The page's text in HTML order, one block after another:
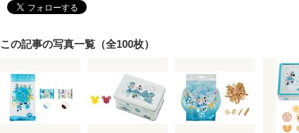
この記事の写真一覧（全100枚）